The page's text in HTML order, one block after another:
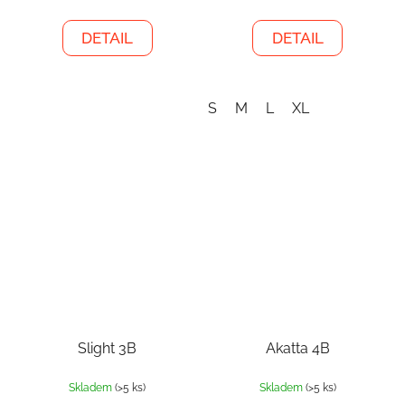
DETAIL DETAIL
S M L XL
Slight 3B
Skladem(>5 ks)
Akatta 4B
Skladem (>5 ks)